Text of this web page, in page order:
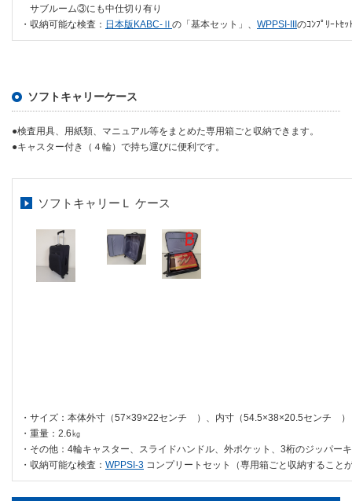
サブルーム③にも中仕切り有り
・収納可能な検査： 日本版KABC-Ⅱ の「基本セット」、 WPPSI-III のｺﾝﾌﾟﾘｰﾄｾ
ソフトキャリーケース
●検査用具、用紙類、マニュアル等をまとめた専用箱ごと収納できます。
●キャスター付き（４輪）で持ち運びに便利です。
ソフトキャリーＬ ケース
・サイズ：本体外寸（57×39×22センチ ）、内寸（54.5×38×20.5センチ ）
・重量：2.6㎏
・その他：4輪キャスター、スライドハンドル、外ポケット、3桁のジッパー
・収納可能な検査： WPPSI-3 コンプリートセット（専用箱ごと収納すること